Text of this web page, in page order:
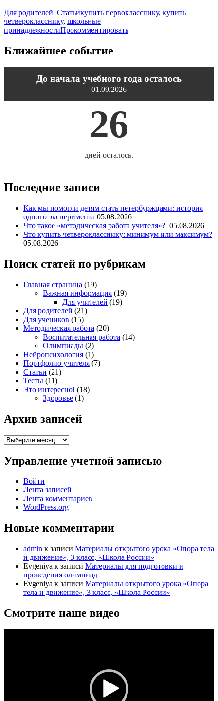
Для родителей, Статьикупить первокласснику, купить
четверокласснику, школьные
принадлежностиПрокомментировать
Ближайшее событие
До начала учебного года осталось
01.09.2026
26
дней осталось.
Последние записи
Как мы помогли детям стать петербуржцами: история
одного эксперимента 05.08.2026
Что такое «методическая работа учителя»? 05.08.2026
Что купить четверокласснику: минимум или максимум?
05.08.2026
Поиск статей по рубрикам
Главная страница (19)
Важная информация (19)
Для учителей (19)
Для родителей (21)
Для учеников (15)
Методическая работа (20)
Воспитательная работа (14)
Олимпиады (2)
Нейропсихология (1)
Портфолио учителя (7)
Статьи (21)
Тесты (11)
Это интересно! (18)
Здоровье (1)
Архив записей
Архив
Управление учетной записью
Войти
Лента записей
Лента комментариев
WordPress.org
Новые комментарии
admin к записи Материалы открытого урока «Опора тела
и движение», 3 класс, «Школа России»
Evgeniya к записи Материалы для подготовки и
проведения олимпиад
Evgeniya к записи Материалы открытого урока «Опора
тела и движение», 3 класс, «Школа России»
Смотрите наше видео